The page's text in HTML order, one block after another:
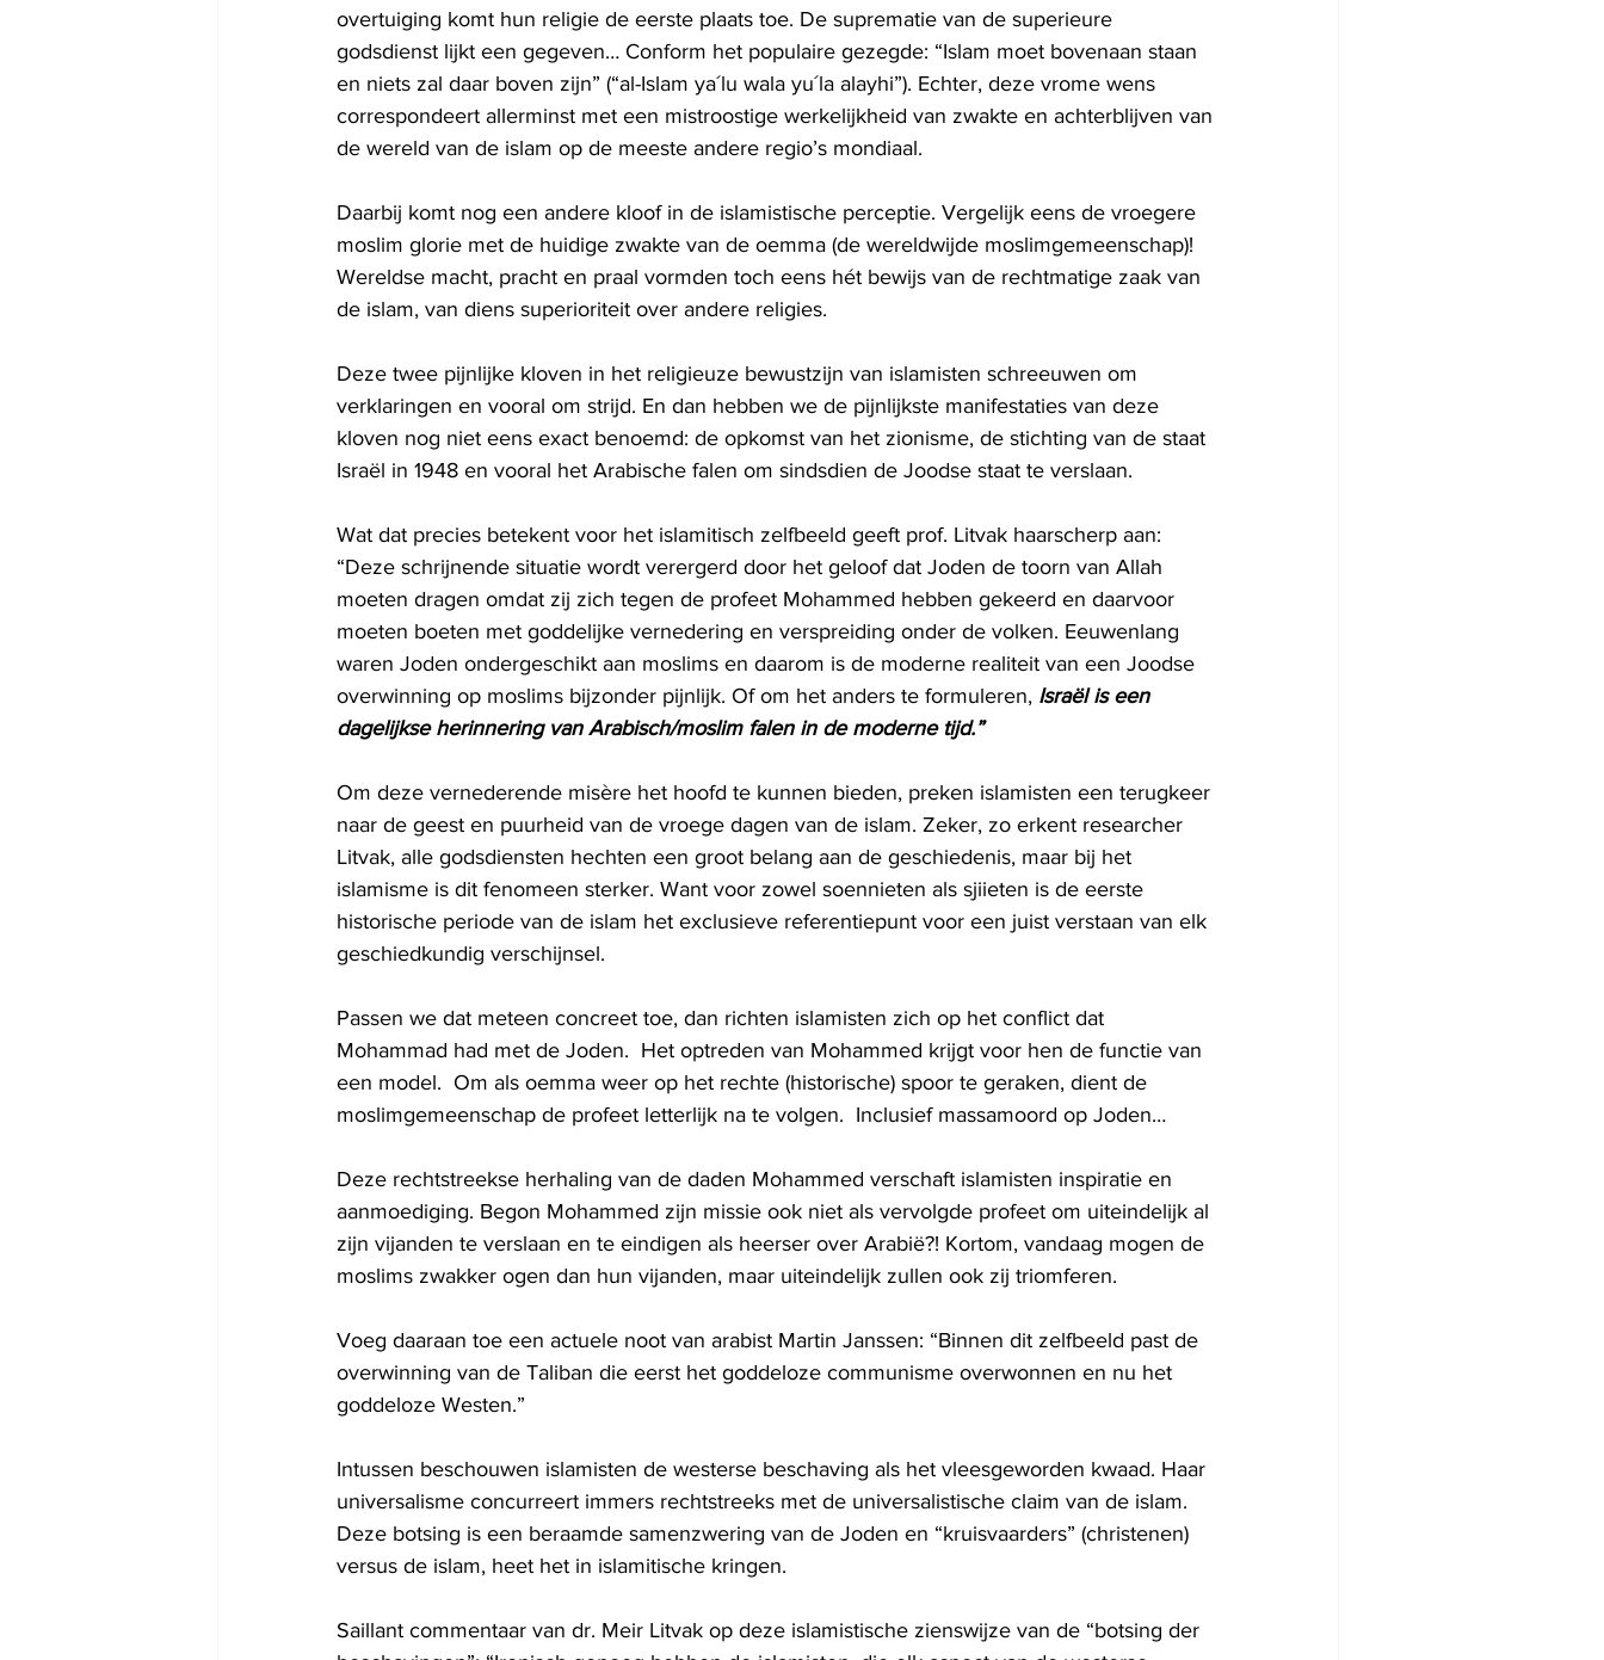
overtuiging komt hun religie de eerste plaats toe. De suprematie van de superieure
godsdienst lijkt een gegeven… Conform het populaire gezegde: “Islam moet bovenaan staan
en niets zal daar boven zijn” (“al-Islam ya´lu wala yu´la alayhi”). Echter, deze vrome wens
correspondeert allerminst met een mistroostige werkelijkheid van zwakte en achterblijven van
de wereld van de islam op de meeste andere regio’s mondiaal.
Daarbij komt nog een andere kloof in de islamistische perceptie. Vergelijk eens de vroegere
moslim glorie met de huidige zwakte van de oemma (de wereldwijde moslimgemeenschap)!
Wereldse macht, pracht en praal vormden toch eens hét bewijs van de rechtmatige zaak van
de islam, van diens superioriteit over andere religies.
Deze twee pijnlijke kloven in het religieuze bewustzijn van islamisten schreeuwen om
verklaringen en vooral om strijd. En dan hebben we de pijnlijkste manifestaties van deze
kloven nog niet eens exact benoemd: de opkomst van het zionisme, de stichting van de staat
Israël in 1948 en vooral het Arabische falen om sindsdien de Joodse staat te verslaan.
Wat dat precies betekent voor het islamitisch zelfbeeld geeft prof. Litvak haarscherp aan:
“Deze schrijnende situatie wordt verergerd door het geloof dat Joden de toorn van Allah
moeten dragen omdat zij zich tegen de profeet Mohammed hebben gekeerd en daarvoor
moeten boeten met goddelijke vernedering en verspreiding onder de volken. Eeuwenlang
waren Joden ondergeschikt aan moslims en daarom is de moderne realiteit van een Joodse
overwinning op moslims bijzonder pijnlijk. Of om het anders te formuleren, Israël is een
dagelijkse herinnering van Arabisch/moslim falen in de moderne tijd.”
Om deze vernederende misère het hoofd te kunnen bieden, preken islamisten een terugkeer
naar de geest en puurheid van de vroege dagen van de islam. Zeker, zo erkent researcher
Litvak, alle godsdiensten hechten een groot belang aan de geschiedenis, maar bij het
islamisme is dit fenomeen sterker. Want voor zowel soennieten als sjiieten is de eerste
historische periode van de islam het exclusieve referentiepunt voor een juist verstaan van elk
geschiedkundig verschijnsel.
Passen we dat meteen concreet toe, dan richten islamisten zich op het conflict dat
Mohammad had met de Joden.  Het optreden van Mohammed krijgt voor hen de functie van
een model.  Om als oemma weer op het rechte (historische) spoor te geraken, dient de
moslimgemeenschap de profeet letterlijk na te volgen.  Inclusief massamoord op Joden…
Deze rechtstreekse herhaling van de daden Mohammed verschaft islamisten inspiratie en
aanmoediging. Begon Mohammed zijn missie ook niet als vervolgde profeet om uiteindelijk al
zijn vijanden te verslaan en te eindigen als heerser over Arabië?! Kortom, vandaag mogen de
moslims zwakker ogen dan hun vijanden, maar uiteindelijk zullen ook zij triomferen.
Voeg daaraan toe een actuele noot van arabist Martin Janssen: “Binnen dit zelfbeeld past de
overwinning van de Taliban die eerst het goddeloze communisme overwonnen en nu het
goddeloze Westen.”
Intussen beschouwen islamisten de westerse beschaving als het vleesgeworden kwaad. Haar
universalisme concurreert immers rechtstreeks met de universalistische claim van de islam.
Deze botsing is een beraamde samenzwering van de Joden en “kruisvaarders” (christenen)
versus de islam, heet het in islamitische kringen.
Saillant commentaar van dr. Meir Litvak op deze islamistische zienswijze van de “botsing der